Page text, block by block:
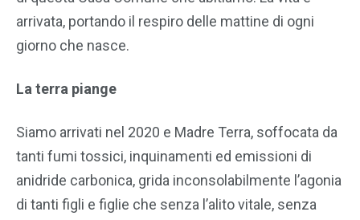
arrivata, portando il respiro delle mattine di ogni
giorno che nasce.
La terra piange
Siamo arrivati nel 2020 e Madre Terra, soffocata da
tanti fumi tossici, inquinamenti ed emissioni di
anidride carbonica, grida inconsolabilmente l’agonia
di tanti figli e figlie che senza l’alito vitale, senza